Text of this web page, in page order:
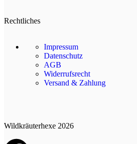
Rechtliches
Impressum
Datenschutz
AGB
Widerrufsrecht
Versand & Zahlung
Wildkräuterhexe 2026